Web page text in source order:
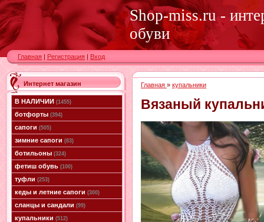
Shop-miss.ru -
обуви
Главная | Регистрация | Вход
Интернет магазин
В НАЛИЧИИ (1455)
ботфорты (394)
сапоги (505)
зимние сапоги (83)
ботильоны (324)
фетиш обувь (100)
туфли (253)
кеды и летние сапоги (300)
сланцы и сандали (99)
купальники (512)
Главная » купальники
Вязаный